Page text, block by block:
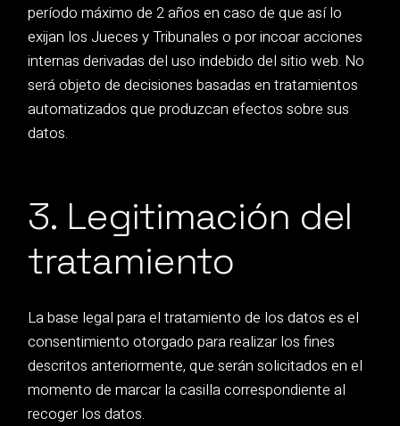
período máximo de 2 años en caso de que así lo
exijan los Jueces y Tribunales o por incoar acciones
internas derivadas del uso indebido del sitio web. No
será objeto de decisiones basadas en tratamientos
automatizados que produzcan efectos sobre sus
datos.
3. Legitimación del
tratamiento
La base legal para el tratamiento de los datos es el
consentimiento otorgado para realizar los fines
descritos anteriormente, que serán solicitados en el
momento de marcar la casilla correspondiente al
recoger los datos.